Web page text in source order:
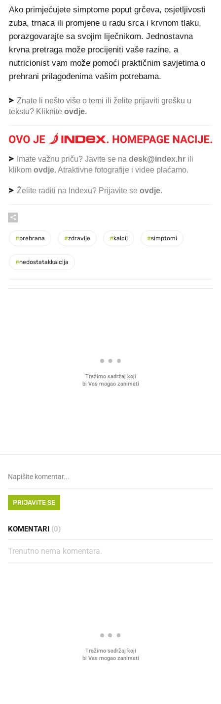
Ako primjećujete simptome poput grčeva, osjetljivosti
zuba, trnaca ili promjene u radu srca i krvnom tlaku,
porazgovarajte sa svojim liječnikom. Jednostavna
krvna pretraga može procijeniti vaše razine, a
nutricionist vam može pomoći praktičnim savjetima o
prehrani prilagođenima vašim potrebama.
Znate li nešto više o temi ili želite prijaviti grešku u
tekstu? Kliknite ovdje.
Imate važnu priču? Javite se na desk@index.hr ili
klikom ovdje. Atraktivne fotografije i videe plaćamo.
Želite raditi na Indexu? Prijavite se ovdje.
#prehrana #zdravlje #kalcij #simptomi
#nedostatakkalcija
PRIJAVITE SE
KOMENTARI (0)
Trenutno nema komentara.